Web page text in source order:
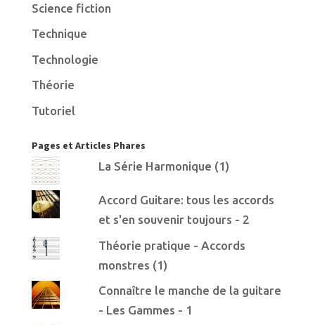
Science fiction
Technique
Technologie
Théorie
Tutoriel
Pages et Articles Phares
La Série Harmonique (1)
Accord Guitare: tous les accords
et s'en souvenir toujours - 2
Théorie pratique - Accords
monstres (1)
Connaître le manche de la guitare
- Les Gammes - 1